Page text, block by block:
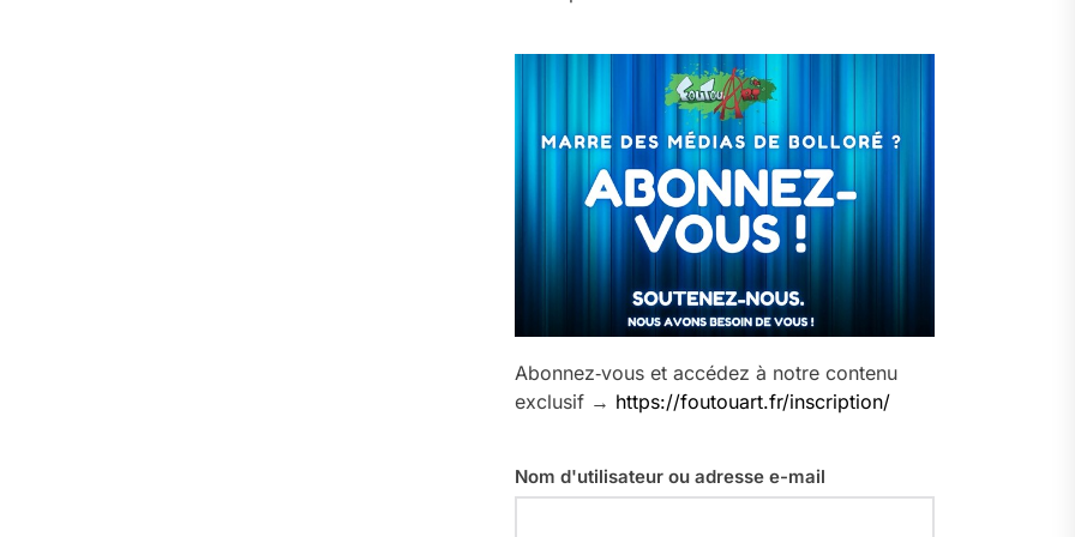
Abonnez‑vous et accédez à notre contenu
exclusif → https://foutouart.fr/inscription/
Nom d'utilisateur ou adresse e-mail